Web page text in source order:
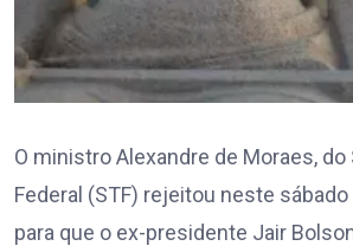
O ministro Alexandre de Moraes,
Federal (STF) rejeitou neste
para que o ex-presidente Jair